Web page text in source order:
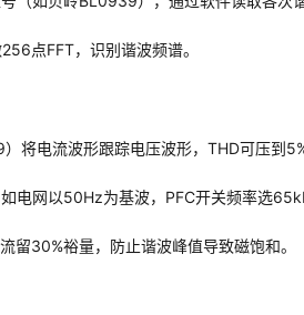
点FFT，识别谐波频谱。
将电流波形跟踪电压波形，THD可压到5%
电网以50Hz为基波，PFC开关频率选
留30%裕量，防止谐波峰值导致磁饱和。